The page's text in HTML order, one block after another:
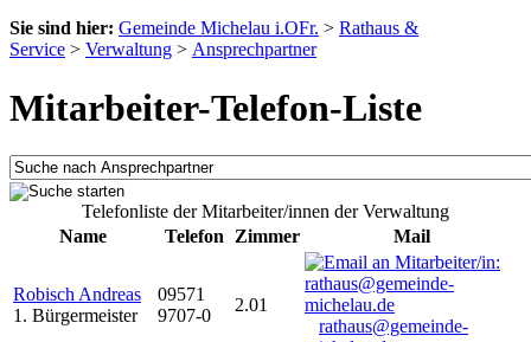
Sie sind hier: Gemeinde Michelau i.OFr. > Rathaus &
Service > Verwaltung > Ansprechpartner
Mitarbeiter-Telefon-Liste
Telefonliste der Mitarbeiter/innen der Verwaltung
Name
Telefon Zimmer Mail
Robisch Andreas
1. Bürgermeister
09571
9707-0
2.01
rathaus@gemeinde-